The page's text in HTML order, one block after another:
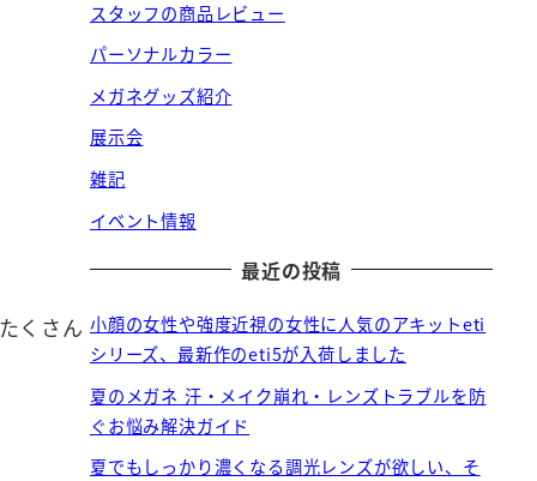
くさん
スタッフの商品レビュー
パーソナルカラー
メガネグッズ紹介
展示会
雑記
イベント情報
最近の投稿
小顔の女性や強度近視の女性に人気のアキットeti
シリーズ、最新作のeti5が入荷しました
夏のメガネ 汗・メイク崩れ・レンズトラブルを防
ぐお悩み解決ガイド
夏でもしっかり濃くなる調光レンズが欲しい、そ